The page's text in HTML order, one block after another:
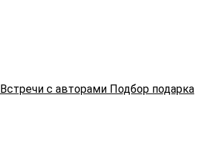
Встречи с авторами Подбор подарка